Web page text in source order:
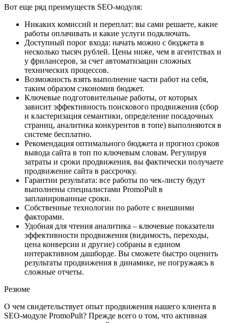
Вот еще ряд преимуществ SEO-модуля:
Никаких комиссий и переплат: вы сами решаете, какие
работы оплачивать и какие услуги подключать.
Доступный порог входа: начать можно с бюджета в
несколько тысяч рублей. Цены ниже, чем в агентствах и
у фрилансеров, за счет автоматизации сложных
технических процессов.
Возможность взять выполнение части работ на себя,
таким образом сэкономив бюджет.
Ключевые подготовительные работы, от которых
зависит эффективность поискового продвижения (сбор
и кластеризация семантики, определение посадочных
страниц, аналитика конкурентов в топе) выполняются в
системе бесплатно.
Рекомендация оптимального бюджета и прогноз сроков
вывода сайта в топ по ключевым словам. Регулируя
затраты и сроки продвижения, вы фактически получаете
продвижение сайта в рассрочку.
Гарантии результата: все работы по чек-листу будут
выполнены специалистами PromoPult в
запланированные сроки.
Собственные технологии по работе с внешними
факторами.
Удобная для чтения аналитика – ключевые показатели
эффективности продвижения (видимость, переходы,
цена конверсии и другие) собраны в едином
интерактивном дашборде. Вы сможете быстро оценить
результаты продвижения в динамике, не погружаясь в
сложные отчеты.
Резюме
О чем свидетельствует опыт продвижения нашего клиента в
SEO-модуле PromoPult? Прежде всего о том, что активная